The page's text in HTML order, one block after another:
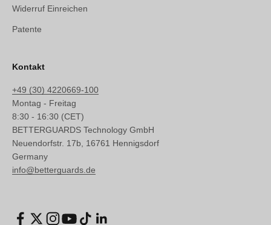
Widerruf Einreichen
Patente
Kontakt
+49 (30) 4220669-100
Montag - Freitag
8:30 - 16:30 (CET)
BETTERGUARDS Technology GmbH
Neuendorfstr. 17b, 16761 Hennigsdorf
Germany
info@betterguards.de